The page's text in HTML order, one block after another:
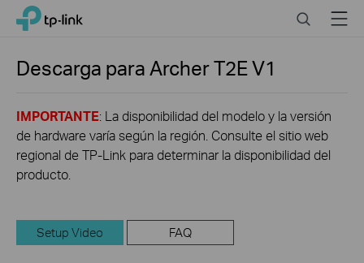
Click
navigation
TP-Link, Reliably Smart SearchMenu
Descarga paraArcher T2EV1
IMPORTANTE: La disponibilidad del modelo y la versión
de hardware varía según la región. Consulte el sitio web
regional de TP-Link para determinar la disponibilidad del
producto.
Setup Video FAQ